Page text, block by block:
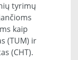
tyrimų
kaip
(TUM) ir
(CHT).